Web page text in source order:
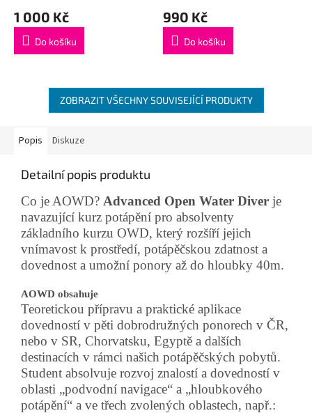
1 000 Kč
Do košíku
990 Kč
Do košíku
ZOBRAZIT VŠECHNY SOUVISEJÍCÍ PRODUKTY
Popis Diskuze
Detailní popis produktu
Co je AOWD? Advanced Open Water Diver je
navazující kurz potápění pro absolventy
základního kurzu OWD, který rozšíří jejich
vnímavost k prostředí, potápěčskou zdatnost a
dovednost a umožní ponory až do hloubky 40m.
AOWD obsahuje
Teoretickou přípravu a praktické aplikace
dovedností v pěti dobrodružných ponorech v ČR,
nebo v SR, Chorvatsku, Egyptě a dalších
destinacích v rámci našich potápěčských pobytů.
Student absolvuje rozvoj znalostí a dovedností v
oblasti „podvodní navigace“ a „hloubkového
potápění“ a ve třech zvolených oblastech, např.: